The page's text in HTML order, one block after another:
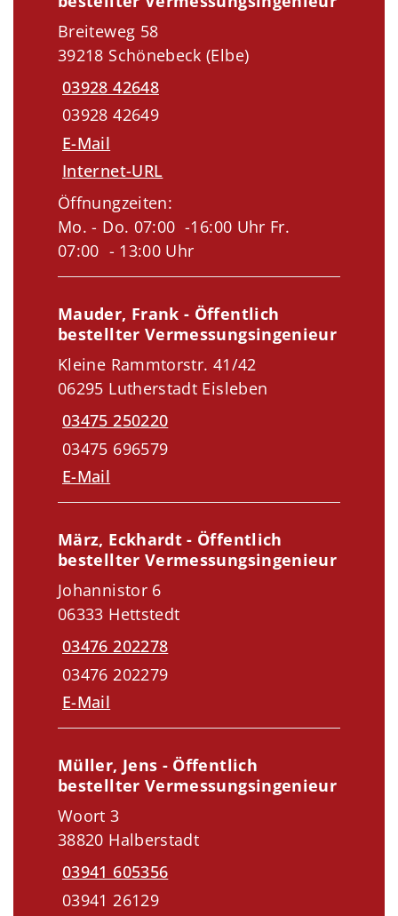
Breiteweg 58
39218 Schönebeck (Elbe)
03928 42648
03928 42649
E-Mail
Internet-URL
Öffnungzeiten:
Mo. - Do. 07:00 -16:00 Uhr Fr.
07:00 - 13:00 Uhr
Mauder, Frank - Öffentlich
bestellter Vermessungsingenieur
Kleine Rammtorstr. 41/42
06295 Lutherstadt Eisleben
03475 250220
03475 696579
E-Mail
März, Eckhardt - Öffentlich
bestellter Vermessungsingenieur
Johannistor 6
06333 Hettstedt
03476 202278
03476 202279
E-Mail
Müller, Jens - Öffentlich
bestellter Vermessungsingenieur
Woort 3
38820 Halberstadt
03941 605356
03941 26129